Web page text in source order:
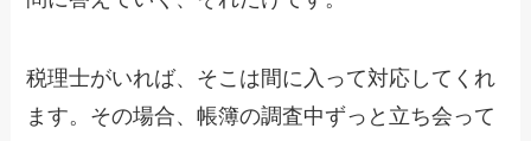
税理士がいれば、そこは間に入って対応してくれ
ます。その場合、帳簿の調査中ずっと立ち会って